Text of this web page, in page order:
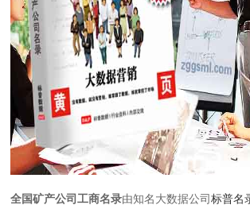
全国矿产公司工商名录由知名大数据公司标普名